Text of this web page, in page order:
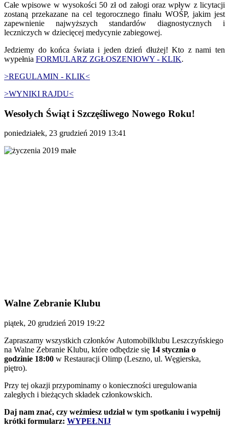
Całe wpisowe w wysokości 50 zł od załogi oraz wpływ z licytacji
zostaną przekazane na cel tegorocznego finału WOŚP, jakim jest
zapewnienie najwyższych standardów diagnostycznych i
leczniczych w dziecięcej medycynie zabiegowej.
Jedziemy do końca świata i jeden dzień dłużej! Kto z nami ten
wypełnia FORMULARZ ZGŁOSZENIOWY - KLIK.
>REGULAMIN - KLIK<
>WYNIKI RAJDU<
Wesołych Świąt i Szczęśliwego Nowego Roku!
poniedziałek, 23 grudzień 2019 13:41
Walne Zebranie Klubu
piątek, 20 grudzień 2019 19:22
Zapraszamy wszystkich członków Automobilklubu Leszczyńskiego
na Walne Zebranie Klubu, które odbędzie się 14 stycznia o
godzinie 18:00 w Restauracji Olimp (Leszno, ul. Węgierska,
piętro).
Przy tej okazji przypominamy o konieczności uregulowania
zaległych i bieżących składek członkowskich.
Daj nam znać, czy weźmiesz udział w tym spotkaniu i wypełnij
krótki formularz: WYPEŁNIJ